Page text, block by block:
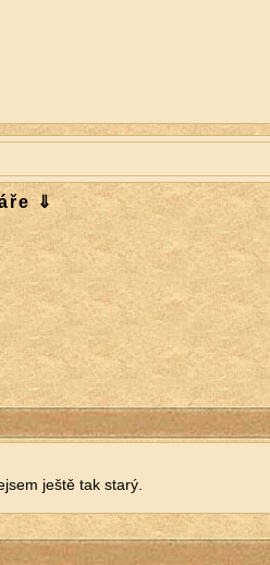
⇓
ještě tak starý.